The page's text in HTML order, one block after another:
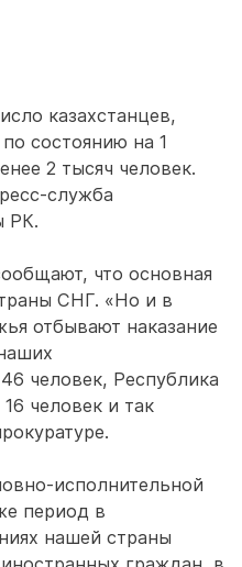
казахстанцев,
состоянию на 1
2 тысяч человек.
служба
РК.
что основная
СНГ. «Но и в
отбывают наказание
человек, Республика
человек и так
исполнительной
период в
нашей страны